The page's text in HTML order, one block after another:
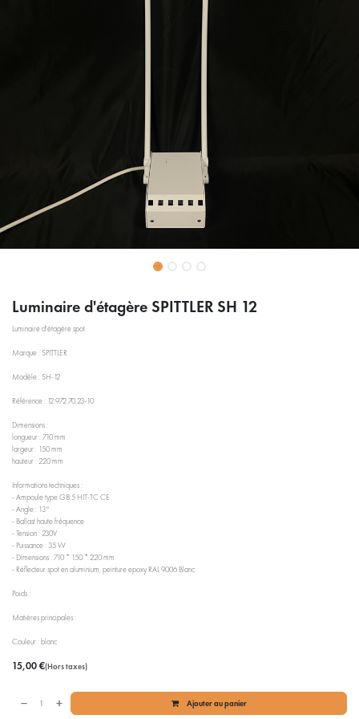
Luminaire d'étagère SPITTLER SH 12
Luminaire d'étagère spot
Marque : SPITTLER
Modèle : SH-12
Référence : 12.972.70.23-10
Dimensions :
longueur : 710 mm
largeur : 150 mm
hauteur : 220 mm
Informations techniques :
- Ampoule type G8.5 HIT-TC CE
- Angle : 13°
- Ballast haute fréquence
- Tension : 230V
- Puissance : 35 W
- Dimensions : 710 * 150 * 220 mm
- Réflecteur spot en aluminium, peinture epoxy RAL 9006 Blanc
Poids :
Matières principales :
Couleur : blanc
15,00€(Hors taxes)
Ajouter au panier